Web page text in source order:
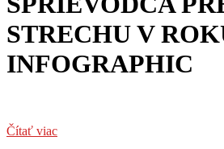
STRECHU V
INFOGRAPHIC
Čítať viac